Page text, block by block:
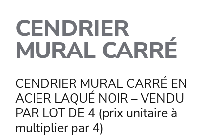
CENDRIER
MURAL CARRÉ
CENDRIER MURAL CARRÉ EN
ACIER LAQUÉ NOIR – VENDU
PAR LOT DE 4 (prix unitaire à
multiplier par 4)